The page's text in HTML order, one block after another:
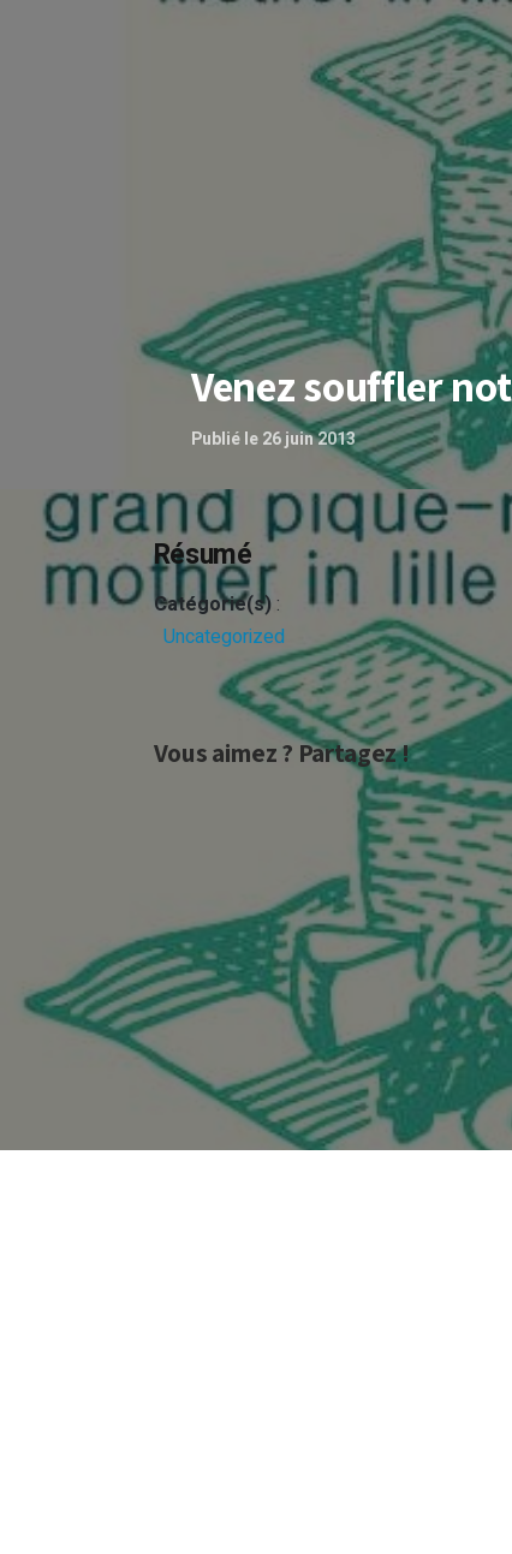
Venez souffler
Publié le 26 juin 2013
Résumé
Catégorie(s):
Uncategorized
Vous aimez ? Partagez !